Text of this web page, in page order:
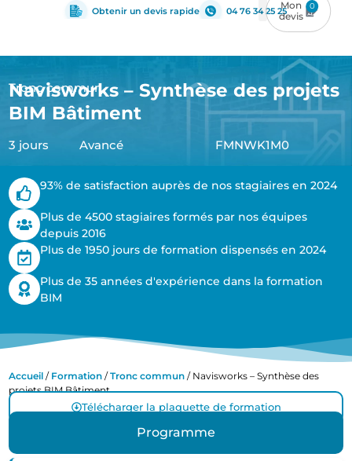
Obtenir un devis rapide 04 76 34 25 25 0
Tronc commun
Navisworks – Synthèse des projets
BIM Bâtiment
3 jours Avancé FMNWK1M0
93% de satisfaction auprès de nos stagiaires en 2024
Plus de 4500 stagiaires formés par nos équipes
depuis 2016
Plus de 1950 jours de formation dispensés en 2024
Plus de 35 années d'expérience dans la formation
BIM
Accueil / Formation /Tronc commun / Navisworks – Synthèse des
projets BIM Bâtiment
Télécharger la plaquette de formation
Programme